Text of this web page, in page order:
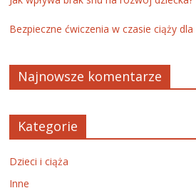
Bezpieczne ćwiczenia w czasie ciąży
Najnowsze komentarze
Kategorie
Dzieci i ciąża
Inne